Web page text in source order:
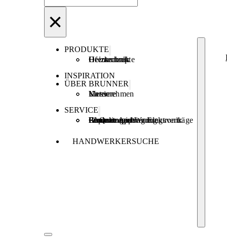
×
PRODUKTE
Ofentechnik
Heiztechnik
Heizkonzepte
INSPIRATION
ÜBER BRUNNER
Unternehmen
Karriere
Messen
SERVICE
Produktregistrierung
Brunner Apps
FAQ
Förderungen
Garantie und Wartungsverträge
Reparaturauftrag Elektronik
HANDWERKERSUCHE